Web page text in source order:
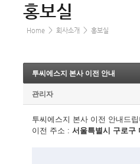
홍보실
Home > 회사소개 > 홍보실
투씨에스지 본사 이전 안내
관리자
투씨에스지 본사 이전 안내드
이전 주소 : 서울특별시 구로구